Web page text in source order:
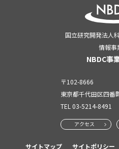
国立研究開発法人
情報事
NBDC事
〒102-8666
東京都千代田区四番
TEL 03-5214-8491
アクセス
サイトマップ サイトポリシー